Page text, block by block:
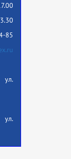
85
ул.
ул.